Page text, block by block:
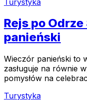
Rejs po
panieński
Wieczór panieński to
zasługuje na równie
pomysłów na
Turystyka